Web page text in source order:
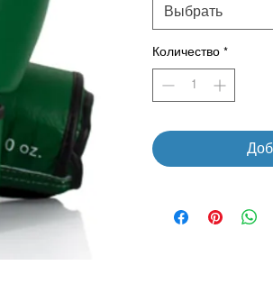
Выбрать
Количество *